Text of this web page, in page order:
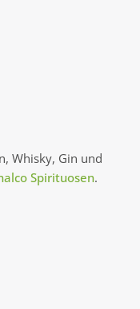
Whisky, Gin und
Spirituosen.